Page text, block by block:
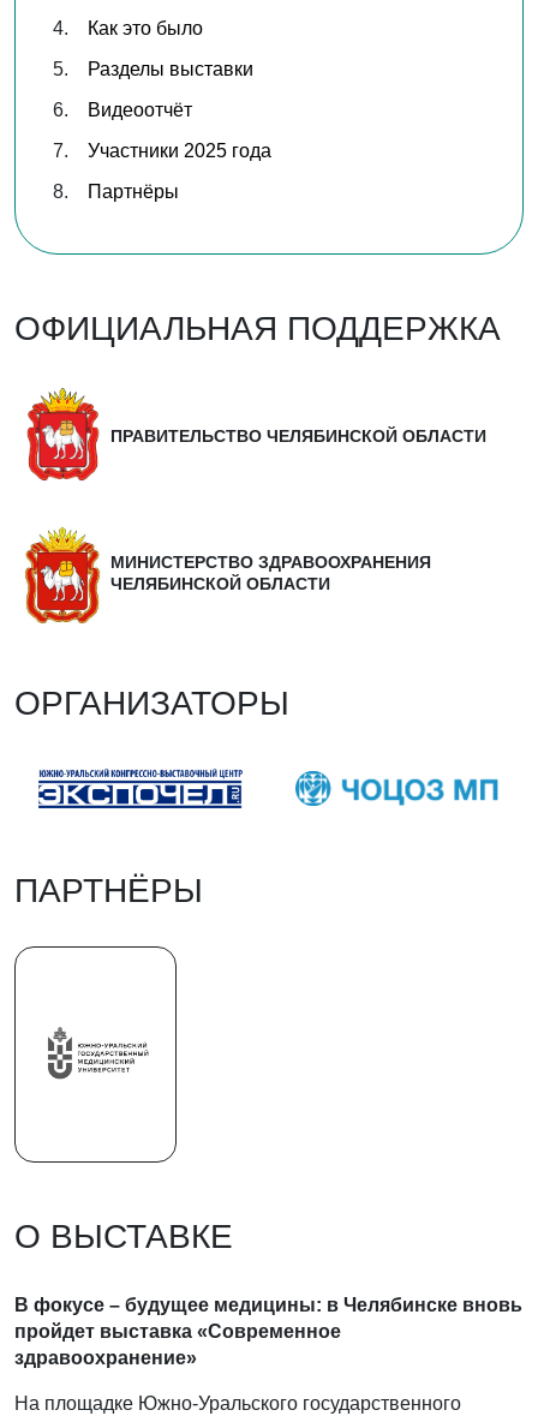
Как это было
Разделы выставки
Видеоотчёт
Участники 2025 года
Партнёры
ОФИЦИАЛЬНАЯ ПОДДЕРЖКА
ПРАВИТЕЛЬСТВО ЧЕЛЯБИНСКОЙ ОБЛАСТИ
МИНИСТЕРСТВО ЗДРАВООХРАНЕНИЯ
ЧЕЛЯБИНСКОЙ ОБЛАСТИ
ОРГАНИЗАТОРЫ
ПАРТНЁРЫ
О ВЫСТАВКЕ
В фокусе – будущее медицины: в Челябинске вновь
пройдет выставка «Современное
здравоохранение»
На площадке Южно‑Уральского государственного